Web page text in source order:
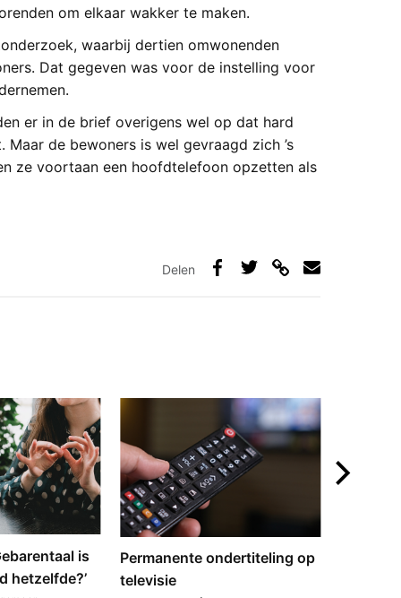
om elkaar wakker te maken.
waarbij dertien omwonenden
Dat gegeven was voor de instelling voor
er in de brief overigens wel op dat hard
de bewoners is wel gevraagd zich ’s
ze voortaan een hoofdtelefoon opzetten als
Delen
is
hetzelfde?’
Permanente ondertiteling op
televisie